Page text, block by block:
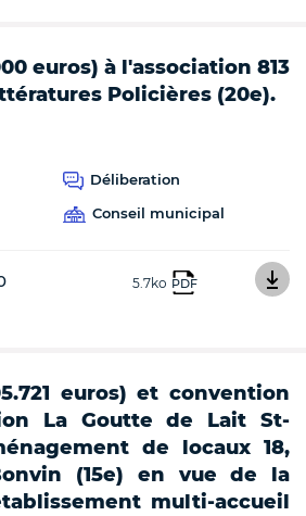
euros) à l'association 813
Policières (20e).
Déliberation
Conseil municipal
5.7ko PDF
euros) et convention
La Goutte de Lait St-
de locaux 18,
(15e) en vue de la
multi-accueil